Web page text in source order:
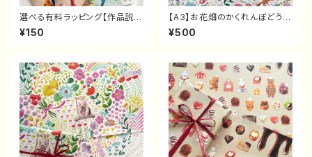
選べる有料ラッピング【作品説明
必ずご確認ください】
¥150
【A3】お花畑のかくれんぼどうぶ
つデザインペーパー（5枚）
¥500